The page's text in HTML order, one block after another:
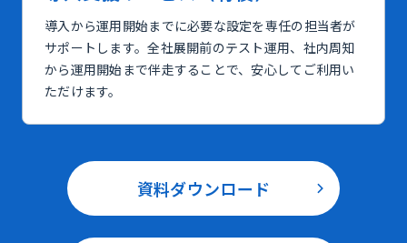
資料ダウンロード
導入から運用開始までに必要な設定を専任の担当者が
サポートします。全社展開前のテスト運用、社内周知
から運用開始まで伴走することで、安心してご利用い
ただけます。